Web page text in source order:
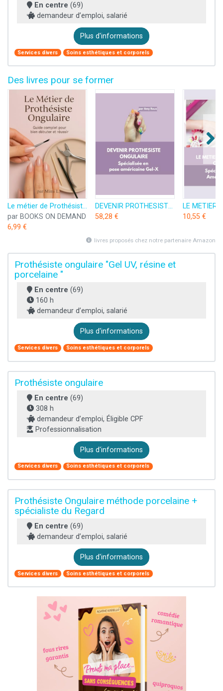
En centre (69)
demandeur d’emploi, salarié
Plus d'informations
Services divers Soins esthétiques et corporels
Des livres pour se former
Le métier de Prothésiste Ongulaire: Le Guide Complet pour bien débuter et réussir
par BOOKS ON DEMAND
6,99 €
DEVENIR PROTHESISTE ONGULAIRE Spécialisée en pose américaine Gel-X
58,28 €
10,55 €
livres proposés chez notre partenaire Amazon
Prothésiste ongulaire "Gel UV, résine et
porcelaine "
En centre (69)
160 h
demandeur d’emploi, salarié
Plus d'informations
Services divers Soins esthétiques et corporels
Prothésiste ongulaire
En centre (69)
308 h
demandeur d’emploi, Éligible CPF
Professionnalisation
Plus d'informations
Services divers Soins esthétiques et corporels
Prothésiste Ongulaire méthode porcelaine +
spécialiste du Regard
En centre (69)
demandeur d’emploi, salarié
Plus d'informations
Services divers Soins esthétiques et corporels